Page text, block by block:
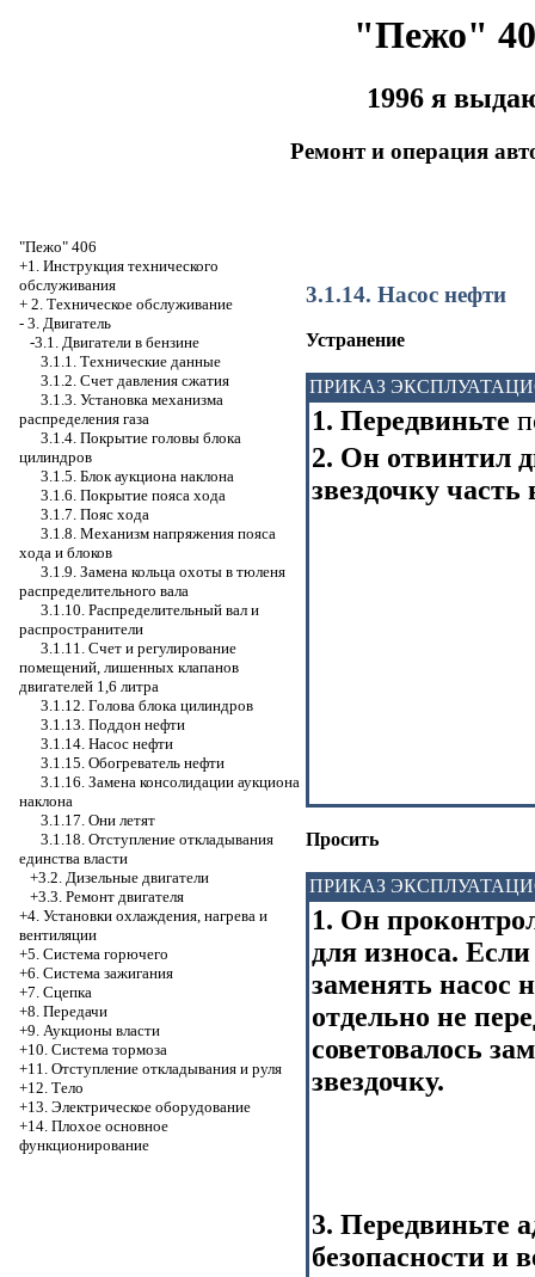
"Пежо"
1996 я
Ремонт и операция
"Пежо" 406
+1. Инструкция технического
обслуживания
+ 2. Техническое обслуживание
- 3. Двигатель
-3.1. Двигатели в бензине
3.1.1. Технические данные
3.1.2. Счет давления сжатия
3.1.3. Установка механизма
распределения газа
3.1.4. Покрытие головы блока
цилиндров
3.1.5. Блок аукциона наклона
3.1.6. Покрытие пояса хода
3.1.7. Пояс хода
3.1.8. Механизм напряжения пояса
хода и блоков
3.1.9. Замена кольца охоты в тюленя
распределительного вала
3.1.10. Распределительный вал и
распространители
3.1.11. Счет и регулирование
помещений, лишенных клапанов
двигателей 1,6 литра
3.1.12. Голова блока цилиндров
3.1.13. Поддон нефти
3.1.14. Насос нефти
3.1.15. Обогреватель нефти
3.1.16. Замена консолидации аукциона
наклона
3.1.17. Они летят
3.1.18. Отступление откладывания
единства власти
+3.2. Дизельные двигатели
+3.3. Ремонт двигателя
+4. Установки охлаждения, нагрева и
вентиляции
+5. Система горючего
+6. Система зажигания
+7. Сцепка
+8. Передачи
+9. Аукционы власти
+10. Система тормоза
+11. Отступление откладывания и руля
+12. Тело
+13. Электрическое оборудование
+14. Плохое основное
функционирование
3.1.14. Насос нефти
Устранение
ПРИКАЗ
1. Передвиньте
2. Он отвинтил
звездочку
Просить
ПРИКАЗ
1. Он
для износа.
заменять насос
отдельно не
советовалось
звездочку.
3. Передвиньте
безопасности и